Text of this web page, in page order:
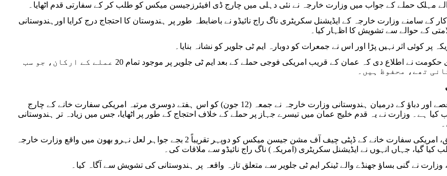
مہلک حملے کے جواب میں وزارت خارجہ نے نئی دہلی میں چارج ڈی افیئرزجیسن میکس کو طلب کر کے سفارتی قدم اٹھایا۔
کے سامنے وزارت خارجہ کے ایڈیشنل سکریٹری ناگ راج نائیڈو نے باضابطہ طور پر ہندوستان کا احتجاج درج کرایا اورہندوستانی
کے حوالے سے تشویش کا اظہار کیا۔
پر کوئی اثر نہیں پڑا اور اس نے جمعرات کو دوبارہ ایم ٹی جلویر کو نشانہ بنایا۔
اس کے بعد مودی حکومت نے اطلاع دی کہ عمان کے قریب امریکی فوجی حملے کے بعد ایم ٹی جلویر پر موجود تمام 20 عملے کے ارکان، جو سب
تھے، محفوظ ہیں۔
اب بڑھتے ہوئے غصے اور دباؤ کے درمیان ہندوستانی وزارت خارجہ نے جمعہ (12 جون) کو اس ہفتے دوسری مرتبہ امریکی سفارت خانے کے چارج
کیا ہے۔ وزارت نے یہ قدم خلیج عمان میں تیسرے جہاز پر حملے کے خلاف احتجاج کے طور پر اٹھایا، جس میں زیادہ تر ہندوستانی
کے مطابق، امریکی سفارت خانے کے ڈپٹی چیف آف مشن جیسن میکس کو دوپہر تقریباً 2 بجے جواہر لعل نہرو بھون میں واقع وزارت خارجہ
کیا گیا، جہاں انہوں نے ایڈیشنل سکریٹری (امریکہ) ناگ راج نائیڈو سے ملاقات کی۔
نے گنی بساؤ جھنڈے والے ٹینکر ایم ٹی جلویر سے متعلق تازہ واقعہ پر ہندوستانی کی تشویش سے آگاہ کیا۔